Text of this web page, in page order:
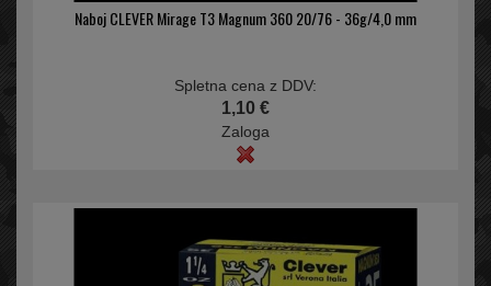
Naboj CLEVER Mirage T3 Magnum 360 20/76 - 36g/4,0 mm
Spletna cena z DDV:
1,10 €
Zaloga